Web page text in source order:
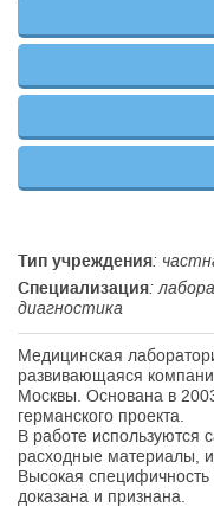
Тип учреждения:
Специализация:
диагностика
Медицинская
развивающаяся
Москвы. Основана в
германского проекта.
В работе используются
расходные материалы,
Высокая специфичность
доказана и признана.